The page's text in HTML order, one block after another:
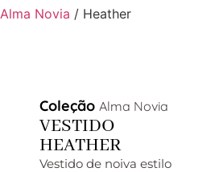
Alma Novia / Heather
Coleção Alma Novia
VESTIDO
HEATHER
Vestido de noiva estilo